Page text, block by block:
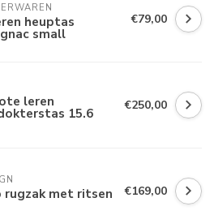
heuptas
small
€79,00
leren
15.6 €250,00
met ritsen €169,00